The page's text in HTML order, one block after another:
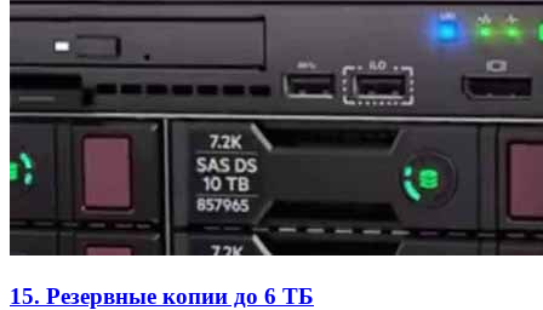
15. Резервные копии до 6 ТБ